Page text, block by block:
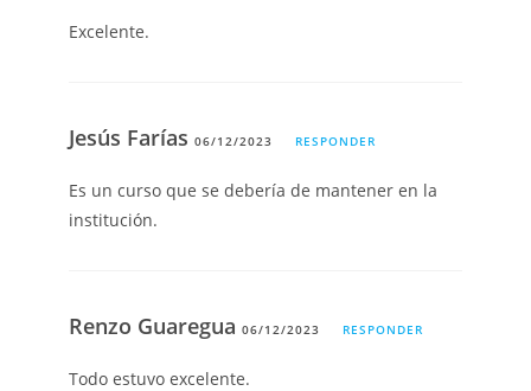
Excelente.
Jesús Farías06/12/2023 RESPONDER
Es un curso que se debería de mantener en la
institución.
Renzo Guaregua06/12/2023 RESPONDER
Todo estuvo excelente.